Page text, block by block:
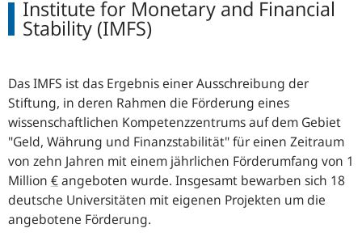
Institute for Monetary and Financial
Stability (IMFS)
Das IMFS ist das Ergebnis einer Ausschreibung der
Stiftung, in deren Rahmen die Förderung eines
wissenschaftlichen Kompetenzzentrums auf dem Gebiet
"Geld, Währung und Finanzstabilität" für einen Zeitraum
von zehn Jahren mit einem jährlichen Förderumfang von 1
Million €angeboten wurde. Insgesamt bewarben sich 18
deutsche Universitäten mit eigenen Projekten um die
angebotene Förderung.